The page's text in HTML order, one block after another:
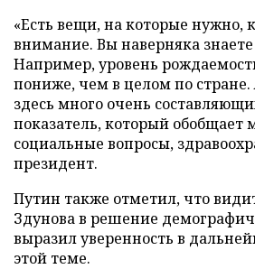
«Есть вещи, на которые нужно,
внимание. Вы наверняка знаете
Например, уровень
пониже, чем в целом по
здесь много очень
показатель, который обобщает
социальные вопросы,
президент.
Путин также отметил, что
Здунова в решение
выразил уверенность в
этой теме.